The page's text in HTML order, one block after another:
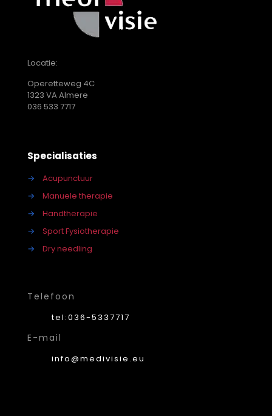
Locatie:
Operetteweg 4C
1323 VA Almere
036 533 7717
Specialisaties
→
Acupunctuur
→
Manuele therapie
→
Handtherapie
→
Sport Fysiotherapie
→
Dry needling
Telefoon
tel:036-5337717
E-mail
info@medivisie.eu